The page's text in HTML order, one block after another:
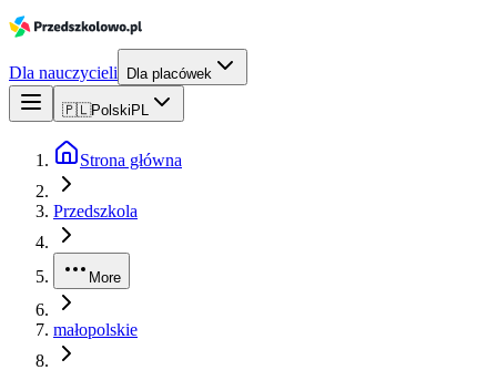
Dla nauczycieli Dla placówek
🇵🇱Polski PL
Strona główna
Przedszkola
More
małopolskie